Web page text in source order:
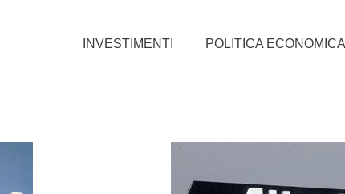
INVESTIMENTI POLITICA ECONOMICA